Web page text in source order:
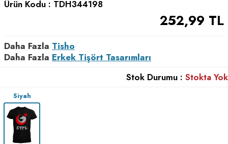
Ürün Kodu : TDH344198
252,99 TL
Daha Fazla Tisho
Daha Fazla Erkek Tişört Tasarımları
Stok Durumu : Stokta Yok
Siyah